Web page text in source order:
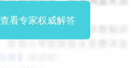
看专家权威解答